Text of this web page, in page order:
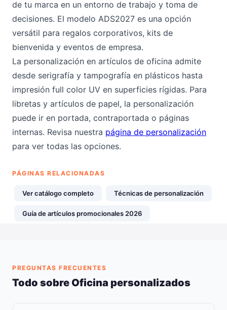
de tu marca en un entorno de trabajo y toma de
decisiones. El modelo ADS2027 es una opción
versátil para regalos corporativos, kits de
bienvenida y eventos de empresa.
La personalización en artículos de oficina admite
desde serigrafía y tampografía en plásticos hasta
impresión full color UV en superficies rígidas. Para
libretas y artículos de papel, la personalización
puede ir en portada, contraportada o páginas
internas. Revisa nuestra página de personalización
para ver todas las opciones.
PÁGINAS RELACIONADAS
Ver catálogo completo Técnicas de personalización
Guía de artículos promocionales 2026
PREGUNTAS FRECUENTES
Todo sobre Oficina personalizados